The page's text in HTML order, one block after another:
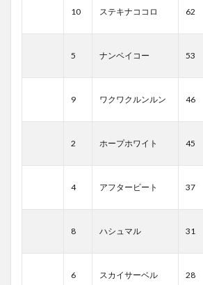
10 ステキナココロ 62
5 ナンベイコー 53
9 ワクワクルンルン 46
2 ホープホワイト 45
4 アフタービート 37
8 ハシュマル 31
6 スカイサーベル 28